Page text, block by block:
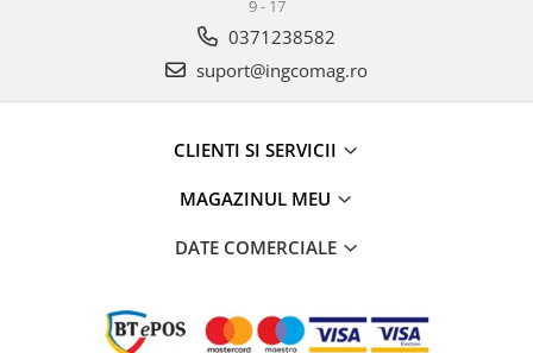
9 - 17
0371238582
suport@ingcomag.ro
CLIENTI SI SERVICII
MAGAZINUL MEU
DATE COMERCIALE